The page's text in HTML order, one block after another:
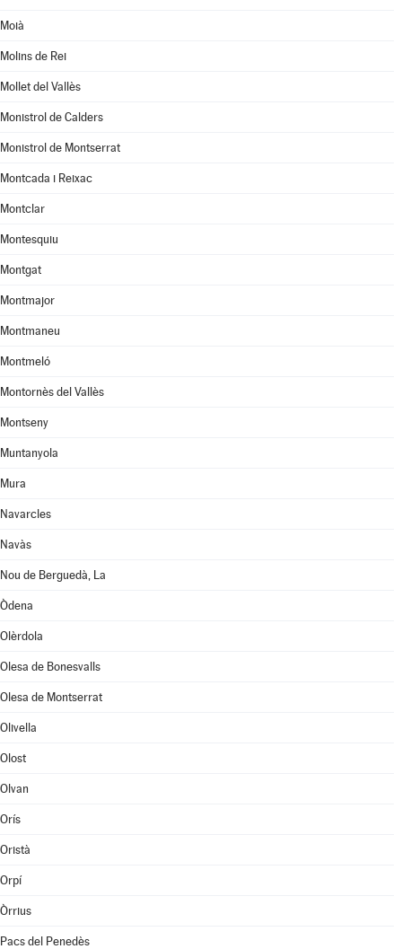
Moià
Molins de Rei
Mollet del Vallès
Monistrol de Calders
Monistrol de Montserrat
Montcada i Reixac
Montclar
Montesquiu
Montgat
Montmajor
Montmaneu
Montmeló
Montornès del Vallès
Montseny
Muntanyola
Mura
Navarcles
Navàs
Nou de Berguedà, La
Òdena
Olèrdola
Olesa de Bonesvalls
Olesa de Montserrat
Olivella
Olost
Olvan
Orís
Oristà
Orpí
Òrrius
Pacs del Penedès